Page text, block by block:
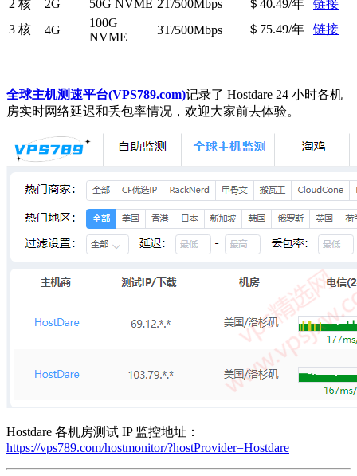
2 核 2G 50G NVME 2T/500Mbps ＄40.49/年
链接
3 核
4G
100G
NVME
3T/500Mbps ＄75.49/年 链接
全球主机测速平台(VPS789.com)记录了 Hostdare 24 小时各机
房实时网络延迟和丢包率情况，欢迎大家前去体验。
Hostdare 各机房测试 IP 监控地址：
https://vps789.com/hostmonitor/?hostProvider=Hostdare